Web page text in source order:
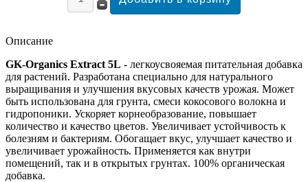
Описание
GK-Organics Extract 5L - легкоусвояемая питательная добавка
для растений. Разработана специально для натурального
выращивания и улучшения вкусовых качеств урожая. Может
быть использована для грунта, смеси кокосового волокна и
гидропоники. Ускоряет корнеобразование, повышает
количество и качество цветов. Увеличивает устойчивость к
болезням и бактериям. Обогащает вкус, улучшает качество и
увеличивает урожайность. Применяется как внутри
помещений, так и в открытых грунтах. 100% органическая
добавка.